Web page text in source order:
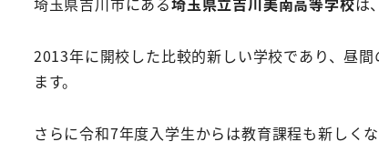
2013年に開校した比較的新しい学校であり、昼
ます。
さらに令和7年度入学生からは教育課程も新しく